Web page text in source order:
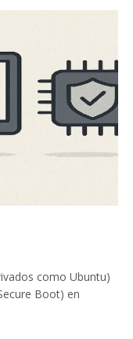
como Ubuntu)
Boot) en